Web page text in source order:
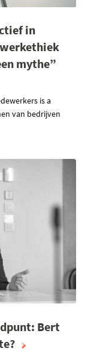
in
mythe”
is a
van bedrijven
Bert